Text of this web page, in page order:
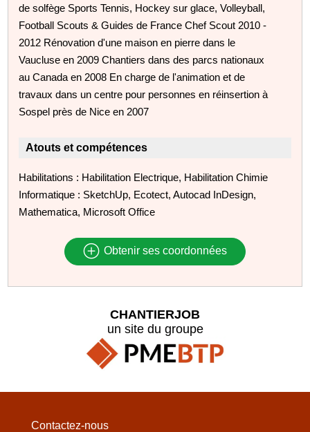
de solfège Sports Tennis, Hockey sur glace, Volleyball,
Football Scouts & Guides de France Chef Scout 2010 -
2012 Rénovation d'une maison en pierre dans le
Vaucluse en 2009 Chantiers dans des parcs nationaux
au Canada en 2008 En charge de l'animation et de
travaux dans un centre pour personnes en réinsertion à
Sospel près de Nice en 2007
Atouts et compétences
Habilitations : Habilitation Electrique, Habilitation Chimie
Informatique : SketchUp, Ecotect, Autocad InDesign,
Mathematica, Microsoft Office
Obtenir ses coordonnées
CHANTIERJOB
un site du groupe
Contactez-nous